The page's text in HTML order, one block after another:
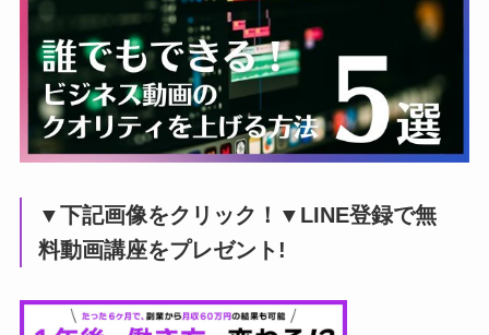
▼下記画像をクリック！▼LINE登録で無
料動画講座をプレゼント!